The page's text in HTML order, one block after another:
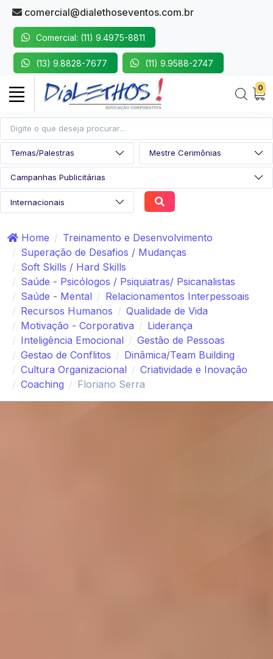
comercial@dialethoseventos.com.br
Comercial: (11) 9.4975-8811
(13) 9.8828-7677 (11) 9.9588-2747
0
Home
Treinamento e Desenvolvimento
Superação de Desafios / Mudanças
Soft Skills / Hard Skills
Saúde - Psicólogos / Psiquiatras/ Psicanalistas
Saúde - Mental
Relacionamentos Interpessoais
Recursos Humanos
Qualidade de Vida
Motivação - Corporativa
Liderança
Inteligência Emocional
Gestão de Pessoas
Gestao de Conflitos
Dinâmica/Team Building
Cultura Organizacional
Criatividade e Inovação
Coaching
Floriano Serra